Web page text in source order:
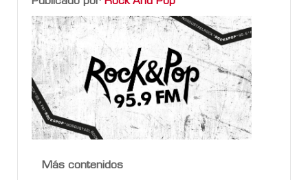
Más contenidos